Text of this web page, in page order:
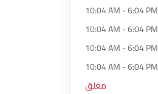
10:04 AM - 6:04 PM
10:04 AM - 6:04 PM
10:04 AM - 6:04 PM
10:04 AM - 6:04 PM
مغلق